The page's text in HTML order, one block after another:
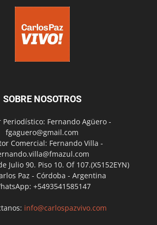
SOBRE NOSOTROS
Periodístico: Fernando Agüero -
fgaguero@gmail.com
Comercial: Fernando Villa -
Julio 90. Piso 10. Of 107.(X5152EYN)
Paz - Córdoba - Argentina
+5493541585147
info@carlospazvivo.com